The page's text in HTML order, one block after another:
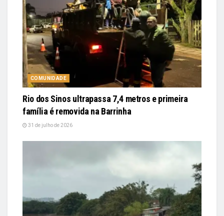
COMUNIDADE
Rio dos Sinos ultrapassa 7,4 metros e primeira
família é removida na Barrinha
31 de julho de 2026